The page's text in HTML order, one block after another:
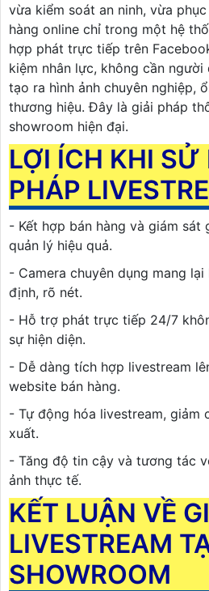
vừa kiểm soát an ninh, vừa
hàng online chỉ trong một hệ
hợp phát trực tiếp trên
kiệm nhân lực, không cần
tạo ra hình ảnh chuyên nghiệp,
thương hiệu. Đây là giải pháp
showroom hiện đại.
LỢI ÍCH KHI SỬ
PHÁP
- Kết hợp bán hàng và giám sát
quản lý hiệu quả.
- Camera chuyên dụng mang
định, rõ nét.
- Hỗ trợ phát trực tiếp 24/7
sự hiện diện.
- Dễ dàng tích hợp livestream
website bán hàng.
- Tự động hóa livestream, giảm
xuất.
- Tăng độ tin cậy và tương tác
ảnh thực tế.
KẾT LUẬN VỀ
LIVESTREAM
SHOWROOM